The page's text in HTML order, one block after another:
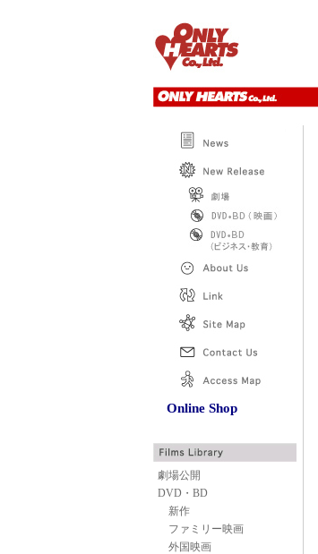
Online Shop
劇場公開
DVD・BD
新作
ファミリー映画
外国映画